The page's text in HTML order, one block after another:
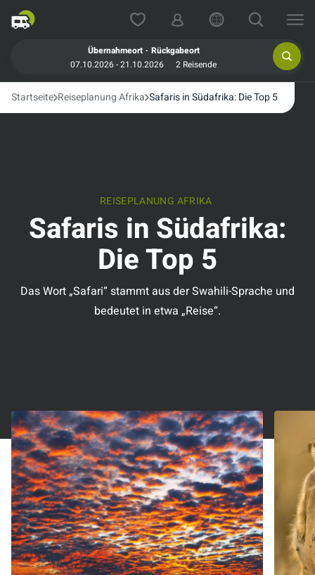
Übernahmeort . Rückgabeort
07.10.2026 - 21.10.2026
2 Reisende
Startseite Reiseplanung Afrika Safaris in Südafrika: Die Top 5
REISEPLANUNG AFRIKA
Safaris in Südafrika:
Die Top 5
Das Wort „Safari“ stammt aus der Swahili-Sprache und
bedeutet in etwa „Reise“.